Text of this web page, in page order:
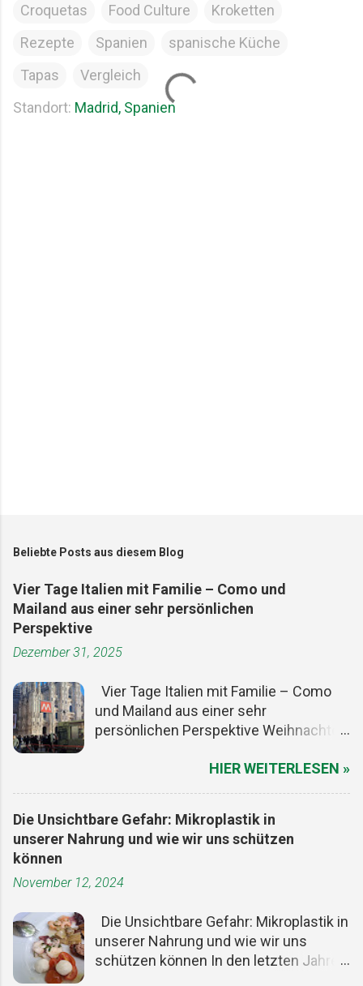
Croquetas Food Culture
Kroketten
Rezepte
Spanien
spanische Küche
Tapas
Vergleich
Standort: Madrid, Spanien
Beliebte Posts aus diesem Blog
Vier Tage Italien mit Familie – Como und
Mailand aus einer sehr persönlichen
Perspektive
Dezember 31, 2025
Vier Tage Italien mit Familie – Como
und Mailand aus einer sehr
persönlichen Perspektive Weihnachten
kurz auszuschalten. Die Termine sind
Lichtern und zu viel Essen entsteht
dieser seltene Freiraum, in dem man
genau der richtige Moment, mit der
ersten Moment dachte ich an
Montescaglioso (Matera), aber wir
wollten nicht weit, nicht kompliziert,
HIER WEITERLESEN »
Die Unsichtbare Gefahr: Mikroplastik in
unserer Nahrung und wie wir uns schützen
können
November 12, 2024
Die Unsichtbare Gefahr: Mikroplastik in
unserer Nahrung und wie wir uns
schützen können In den letzten Jahren